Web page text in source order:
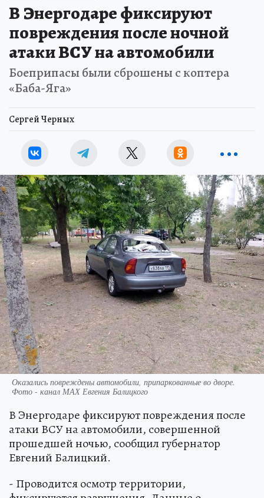
В Энергодаре фиксируют
повреждения после ночной
атаки ВСУ на автомобили
Боеприпасы были сброшены с коптера
«Баба-Яга»
Сергей Черных
Оказались повреждены автомобили, припаркованные во дворе.
Фото - канал МАХ Евгения Балицкого
В Энергодаре фиксируют повреждения после
атаки ВСУ на автомобили, совершенной
прошедшей ночью, сообщил губернатор
Евгений Балицкий.
- Проводится осмотр территории,